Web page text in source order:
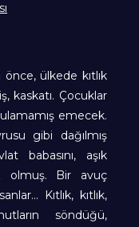
ülkede kıtlık
kaskatı. Çocuklar
emecek.
gibi dağılmış
babasını, aşık
olmuş. Bir avuç
Kıtlık, kıtlık,
söndüğü,